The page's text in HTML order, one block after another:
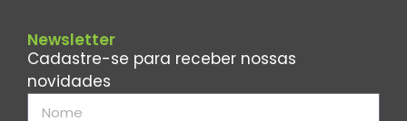
Newsletter
Cadastre-se para receber nossas
novidades